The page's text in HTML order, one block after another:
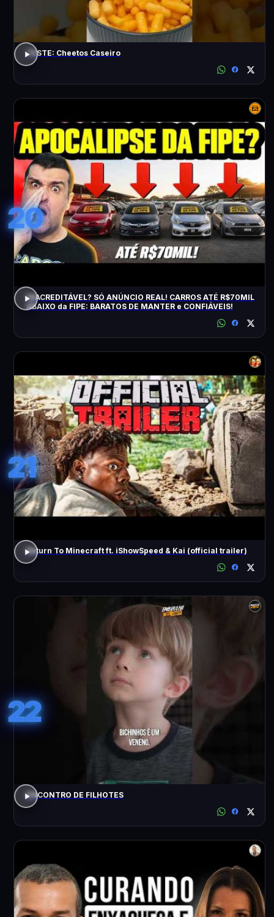
TESTE: Cheetos Caseiro
20
INACREDITÁVEL? SÓ ANÚNCIO REAL! CARROS ATÉ R$70MIL
ABAIXO da FIPE: BARATOS DE MANTER e CONFIÁVEIS!
21
Return To Minecraft ft. iShowSpeed & Kai (official trailer)
22
ENCONTRO DE FILHOTES